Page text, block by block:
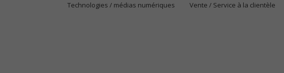
Technologies / médias numériques
Vente / Service à la clientèle